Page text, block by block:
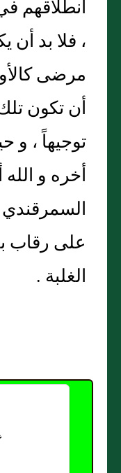
انطلاقهم
، فلا بد
مرضى
أن تكون
توجيهاً ، و
أخره و
على رقاب
الغلبة .